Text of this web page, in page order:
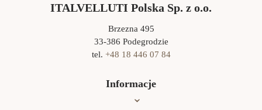
ITALVELLUTI Polska Sp. z o.o.
Brzezna 495
33-386 Podegrodzie
tel. +48 18 446 07 84
Informacje